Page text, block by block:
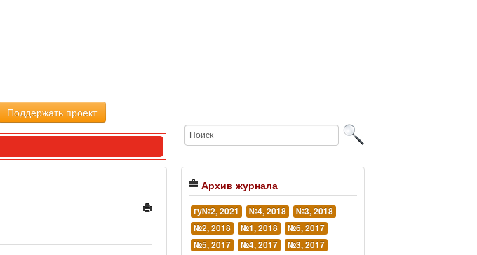
Поддержать проект
Архив журнала
гу№2, 2021 №4, 2018
№3, 2018
№2, 2018
№1, 2018
№6, 2017
№5, 2017
№4, 2017
№3, 2017